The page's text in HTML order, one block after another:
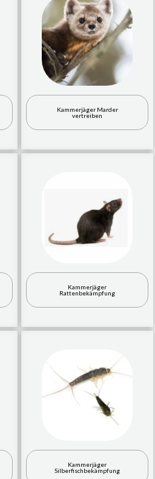
Kammerjäger Marder
vertreiben
Kammerjäger
Rattenbekämpfung
Kammerjäger
Silberfischbekämpfung